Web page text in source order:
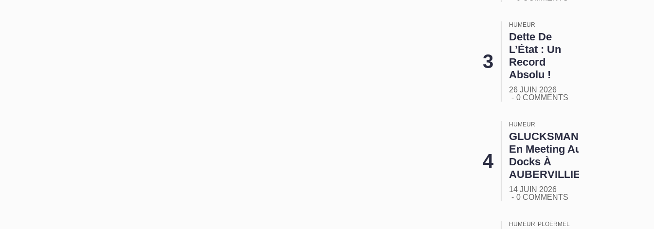
HUMEUR
Dette De
L’État : Un
Record
Absolu !
26 JUIN 2026
0 COMMENTS
HUMEUR
GLUCKSMANN
En Meeting Aux
Docks À
AUBERVILLIERS
14 JUIN 2026
0 COMMENTS
HUMEUR PLOËRMEL